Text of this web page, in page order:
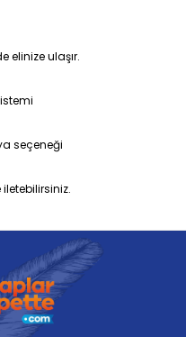
elinize ulaşır.
seçeneği
iletebilirsiniz.